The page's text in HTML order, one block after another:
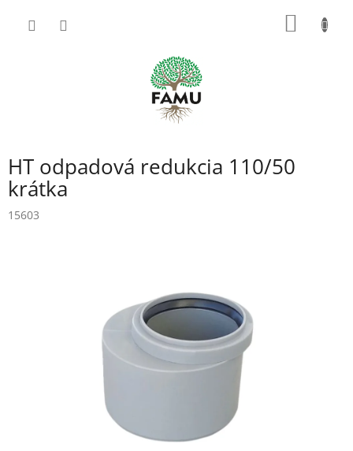
HT odpadová redukcia 110/50
krátka
15603